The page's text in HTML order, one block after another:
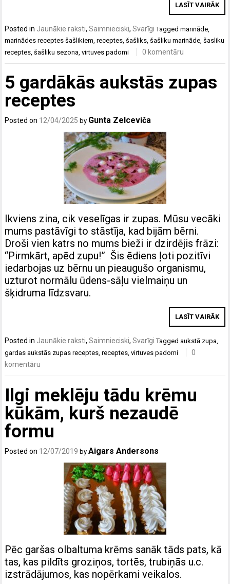
LASĪT VAIRĀK
Posted in Jaunākie raksti,Saimnieciski,Svarīgi Taggedmarināde
marinādes receptes šašlikiem ,receptes ,šašliks ,šašliku marināde ,šasliku
receptes ,šašliku sezona ,virtuves padomi 0 komentāru
5 gardākās aukstās zupas
receptes
Posted on 12/04/2025 by Gunta Zelceviča
Ikviens zina, cik veselīgas ir zupas. Mūsu vecāki
mums pastāvīgi to stāstīja, kad bijām bērni.
Droši vien katrs no mums bieži ir dzirdējis frāzi:
“Pirmkārt, apēd zupu!” Šis ēdiens ļoti pozitīvi
iedarbojas uz bērnu un pieaugušo organismu,
uzturot normālu ūdens-sāļu vielmaiņu un
šķidruma līdzsvaru.
LASĪT VAIRĀK
Posted in Jaunākie raksti,Saimnieciski,Svarīgi Taggedaukstā zupa,
gardas aukstās zupas receptes,receptes,virtuves padomi
0
komentāru
Ilgi meklēju tādu krēmu
kūkām, kurš nezaudē
formu
Posted on 12/07/2019 byAigars Andersons
Pēc garšas olbaltuma krēms sanāk tāds pats, kā
tas, kas pildīts groziņos, tortēs, trubiņās u.c.
izstrādājumos, kas nopērkami veikalos.